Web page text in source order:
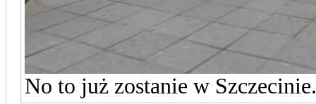
No to już zostanie w